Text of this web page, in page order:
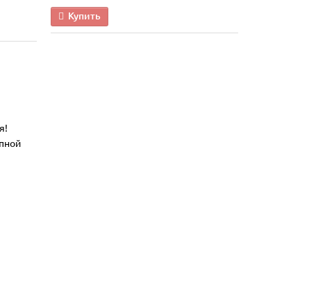
Купить